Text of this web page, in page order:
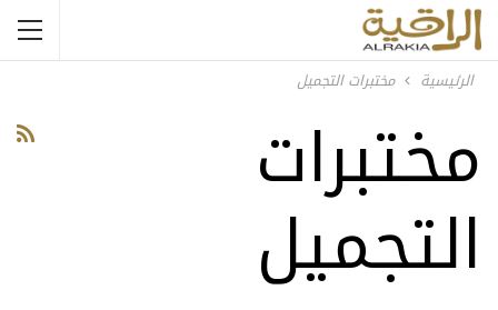
الرئيسية مختبرات التجميل
مختبرات
التجميل